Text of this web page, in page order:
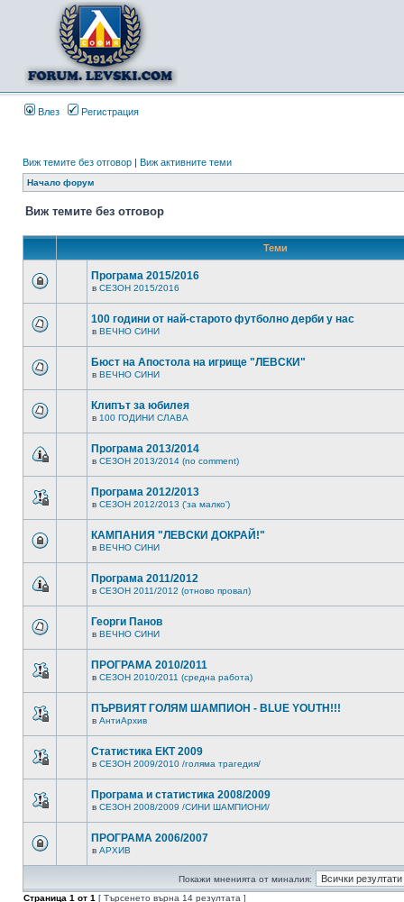
Влез Регистрация
Виж темите без отговор | Виж активните теми
Начало форум
Виж темите без отговор
Теми
Програма 2015/2016
в СЕЗОН 2015/2016
100 години от най-старото футболно дерби у нас
в ВЕЧНО СИНИ
Бюст на Апостола на игрище "ЛЕВСКИ"
в ВЕЧНО СИНИ
Клипът за юбилея
в 100 ГОДИНИ СЛАВА
Програма 2013/2014
в СЕЗОН 2013/2014 (no comment)
Програма 2012/2013
в СЕЗОН 2012/2013 ('за малко')
КАМПАНИЯ "ЛЕВСКИ ДОКРАЙ!"
в ВЕЧНО СИНИ
Програма 2011/2012
в СЕЗОН 2011/2012 (отново провал)
Георги Панов
в ВЕЧНО СИНИ
ПРОГРАМА 2010/2011
в СЕЗОН 2010/2011 (средна работа)
ПЪРВИЯТ ГОЛЯМ ШАМПИОН - BLUE YOUTH!!!
в АнтиАрхив
Статистика ЕКТ 2009
в СЕЗОН 2009/2010 /голяма трагедия/
Програма и статистика 2008/2009
в СЕЗОН 2008/2009 /СИНИ ШАМПИОНИ/
ПРОГРАМА 2006/2007
в АРХИВ
Покажи мненията от миналия:
Страница 1 от 1 [ Търсенето върна 14 резултата ]